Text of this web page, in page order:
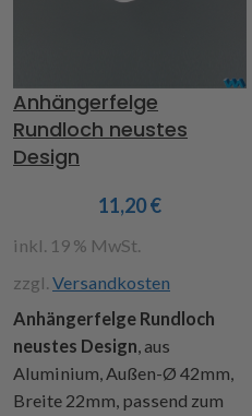
Anhängerfelge
Rundloch neustes
Design
11,20€
inkl. 19 % MwSt.
zzgl. Versandkosten
Anhängerfelge Rundloch
neustes Design, aus
Aluminium, Außen-Ø 42mm,
Breite 22mm, passend zum